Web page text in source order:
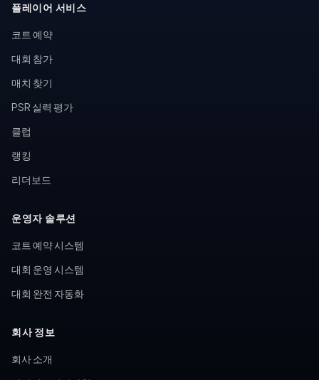
플레이어 서비스
코트 예약
대회 참가
매치 찾기
PSR 실력 평가
클럽
랭킹
리더보드
운영자 솔루션
코트 예약 시스템
대회 운영 시스템
대회 완전 자동화
회사 정보
회사 소개